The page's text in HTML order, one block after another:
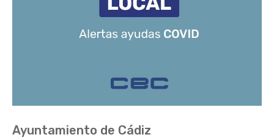
Ayuntamiento de Cádiz